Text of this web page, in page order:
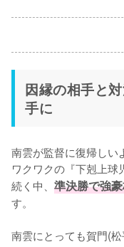
因縁の相手と
手に
南雲が監督に復帰しい
ワクワクの『下剋上
続く中、 準決勝で強
す。
南雲にとっても賀門(